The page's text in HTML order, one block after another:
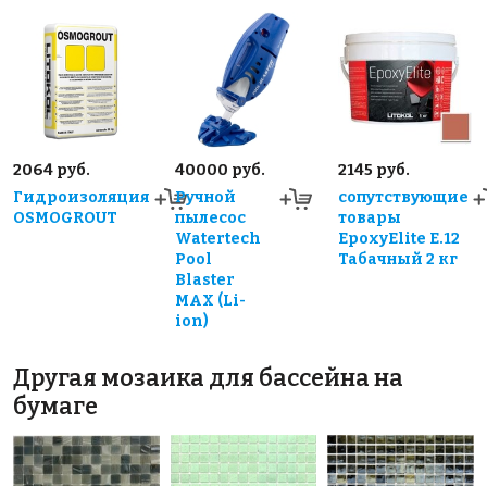
2064 руб.
Гидроизоляция
OSMOGROUT
40000 руб.
Ручной
пылесос
Watertech
Pool
Blaster
MAX (Li-
ion)
2145 руб.
сопутствующие
товары
EpoxyElite E.12
Табачный 2 кг
Другая мозаика для бассейна на
бумаге